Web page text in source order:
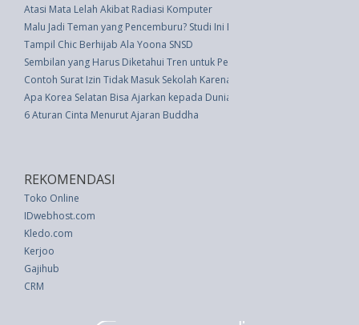
Atasi Mata Lelah Akibat Radiasi Komputer
Malu Jadi Teman yang Pencemburu? Studi Ini Beri Kabar Gembira
Tampil Chic Berhijab Ala Yoona SNSD
Sembilan yang Harus Diketahui Tren untuk Penggemar Teh
Contoh Surat Izin Tidak Masuk Sekolah Karena Sakit
Apa Korea Selatan Bisa Ajarkan kepada Dunia Tentang Hidup dengan Baik
6 Aturan Cinta Menurut Ajaran Buddha
REKOMENDASI
Toko Online
IDwebhost.com
Kledo.com
Kerjoo
Gajihub
CRM